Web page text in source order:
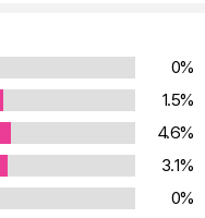
0%
1.5%
4.6%
3.1%
0%